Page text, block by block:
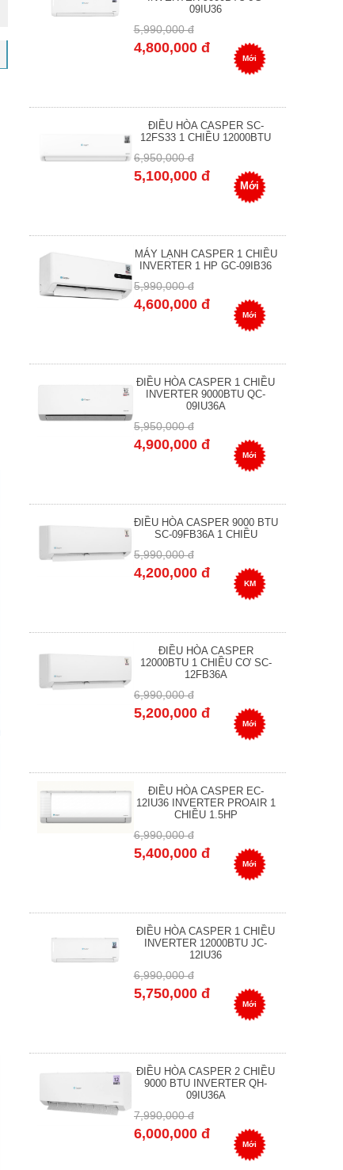
09IU36
5,990,000 đ
4,800,000 đ
Mới
ĐIỀU HÒA CASPER SC-
12FS33 1 CHIỀU 12000BTU
6,950,000 đ
5,100,000 đ
Mới
MÁY LẠNH CASPER 1 CHIỀU
INVERTER 1 HP GC-09IB36
5,990,000 đ
4,600,000 đ
Mới
ĐIỀU HÒA CASPER 1 CHIỀU
INVERTER 9000BTU QC-
09IU36A
5,950,000 đ
4,900,000 đ
Mới
ĐIỀU HÒA CASPER 9000 BTU
SC-09FB36A 1 CHIỀU
5,990,000 đ
4,200,000 đ
KM
ĐIỀU HÒA CASPER
12000BTU 1 CHIỀU CƠ SC-
12FB36A
6,990,000 đ
5,200,000 đ
Mới
ĐIỀU HÒA CASPER EC-
12IU36 INVERTER PROAIR 1
CHIỀU 1.5HP
6,990,000 đ
5,400,000 đ
Mới
ĐIỀU HÒA CASPER 1 CHIỀU
INVERTER 12000BTU JC-
12IU36
6,990,000 đ
5,750,000 đ
Mới
ĐIỀU HÒA CASPER 2 CHIỀU
9000 BTU INVERTER QH-
09IU36A
7,990,000 đ
6,000,000 đ
Mới